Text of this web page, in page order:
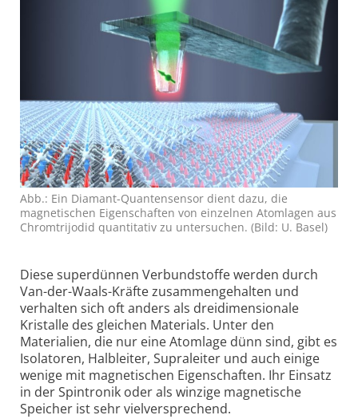
Abb.: Ein Diamant-Quantensensor dient dazu, die
magnetischen Eigenschaften von einzelnen Atomlagen aus
Chromtrijodid quantitativ zu untersuchen. (Bild: U. Basel)
Diese superdünnen Verbundstoffe werden durch
Van-der-Waals-Kräfte zusammengehalten und
verhalten sich oft anders als dreidimensionale
Kristalle des gleichen Materials. Unter den
Materialien, die nur eine Atomlage dünn sind, gibt es
Isolatoren, Halbleiter, Supraleiter und auch einige
wenige mit magnetischen Eigenschaften. Ihr Einsatz
in der Spintronik oder als winzige magnetische
Speicher ist sehr vielversprechend.